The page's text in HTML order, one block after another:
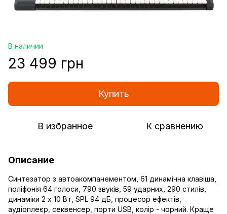
В наличии
23 499 грн
Купить
В избранное К сравнению
Описание
Cинтезатор з автоакомпанементом, 61 динамічна клавіша,
поліфонія 64 голоси, 790 звуків, 59 ударних, 290 стилів,
динаміки 2 х 10 Вт, SPL 94 дБ, процесор ефектів,
аудіоплеєр, секвенсер, порти USB, колір - чорний. Краще